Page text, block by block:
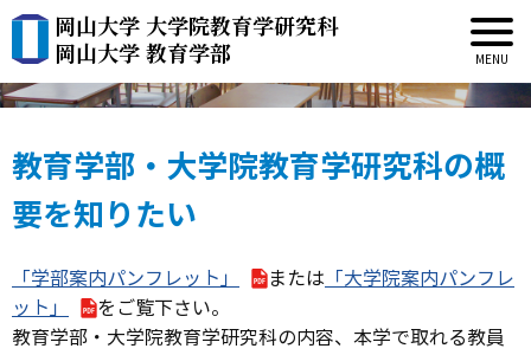
岡山大学 大学院教育学研究科
岡山大学 教育学部
本学で学びたい方
教育学部・大学院教育学研究科の概
要を知りたい
「学部案内パンフレット」 または 「大学院案内パンフレ
ット」
をご覧下さい。
教育学部・大学院教育学研究科の内容、本学で取れる教員